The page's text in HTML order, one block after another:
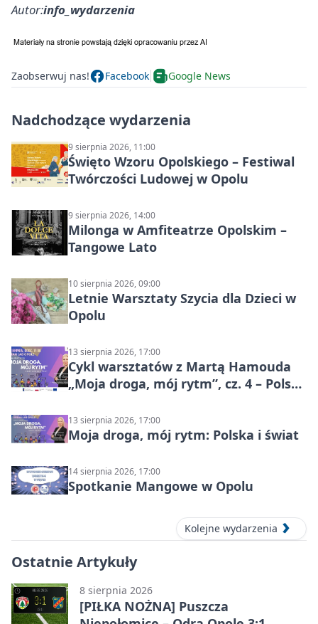
Autor:info_wydarzenia
Zaobserwuj nas! Facebook Google News
Nadchodzące wydarzenia
9 sierpnia 2026, 11:00
Święto Wzoru Opolskiego – Festiwal
Twórczości Ludowej w Opolu
9 sierpnia 2026, 14:00
Milonga w Amfiteatrze Opolskim –
Tangowe Lato
10 sierpnia 2026, 09:00
Letnie Warsztaty Szycia dla Dzieci w
Opolu
13 sierpnia 2026, 17:00
Cykl warsztatów z Martą Hamouda
„Moja droga, mój rytm”, cz. 4 – Polska
13 sierpnia 2026, 17:00
Moja droga, mój rytm: Polska i świat
14 sierpnia 2026, 17:00
Spotkanie Mangowe w Opolu
Kolejne wydarzenia
Ostatnie Artykuły
8 sierpnia 2026
[PIŁKA NOŻNA] Puszcza